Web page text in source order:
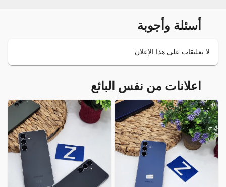
أسئلة وأجوبة
لا تعليقات على هذا الإعلان
اعلانات من نفس البائع